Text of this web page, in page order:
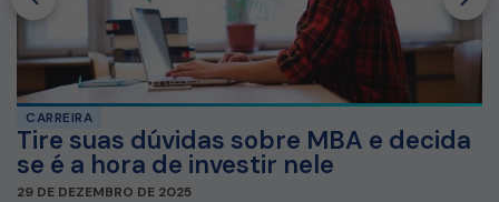
CARREIRA
Tire suas dúvidas sobre MBA e decida
se é a hora de investir nele
29 DE DEZEMBRO DE 2025